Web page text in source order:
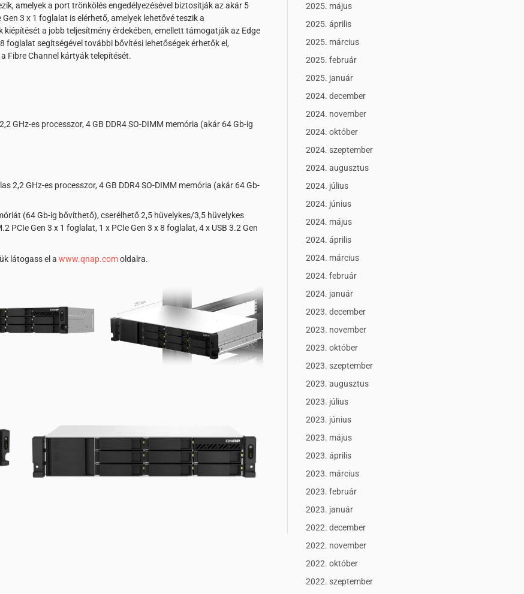
amelyek a port trönkölés engedélyezésével biztosítják az akár 5
3 x 1 foglalat is elérhető, amelyek lehetővé teszik a
a jobb teljesítmény érdekében, emellett támogatják az Edge
foglalat segítségével további bővítési lehetőségek érhetők el,
Fibre Channel kártyák telepítését.
GHz-es processzor, 4 GB DDR4 SO-DIMM memória (akár 64 Gb-ig
2,2 GHz-es processzor, 4 GB DDR4 SO-DIMM memória (akár 64 Gb-
(64 Gb-ig bővíthető), cserélhető 2,5 hüvelykes/3,5 hüvelykes
PCIe Gen 3 x 1 foglalat, 1 x PCIe Gen 3 x 8 foglalat, 4 x USB 3.2 Gen
látogass el a www.qnap.comoldalra.
2025. május
2025. április
2025. március
2025. február
2025. január
2024. december
2024. november
2024. október
2024. szeptember
2024. augusztus
2024. július
2024. június
2024. május
2024. április
2024. március
2024. február
2024. január
2023. december
2023. november
2023. október
2023. szeptember
2023. augusztus
2023. július
2023. június
2023. május
2023. április
2023. március
2023. február
2023. január
2022. december
2022. november
2022. október
2022. szeptember